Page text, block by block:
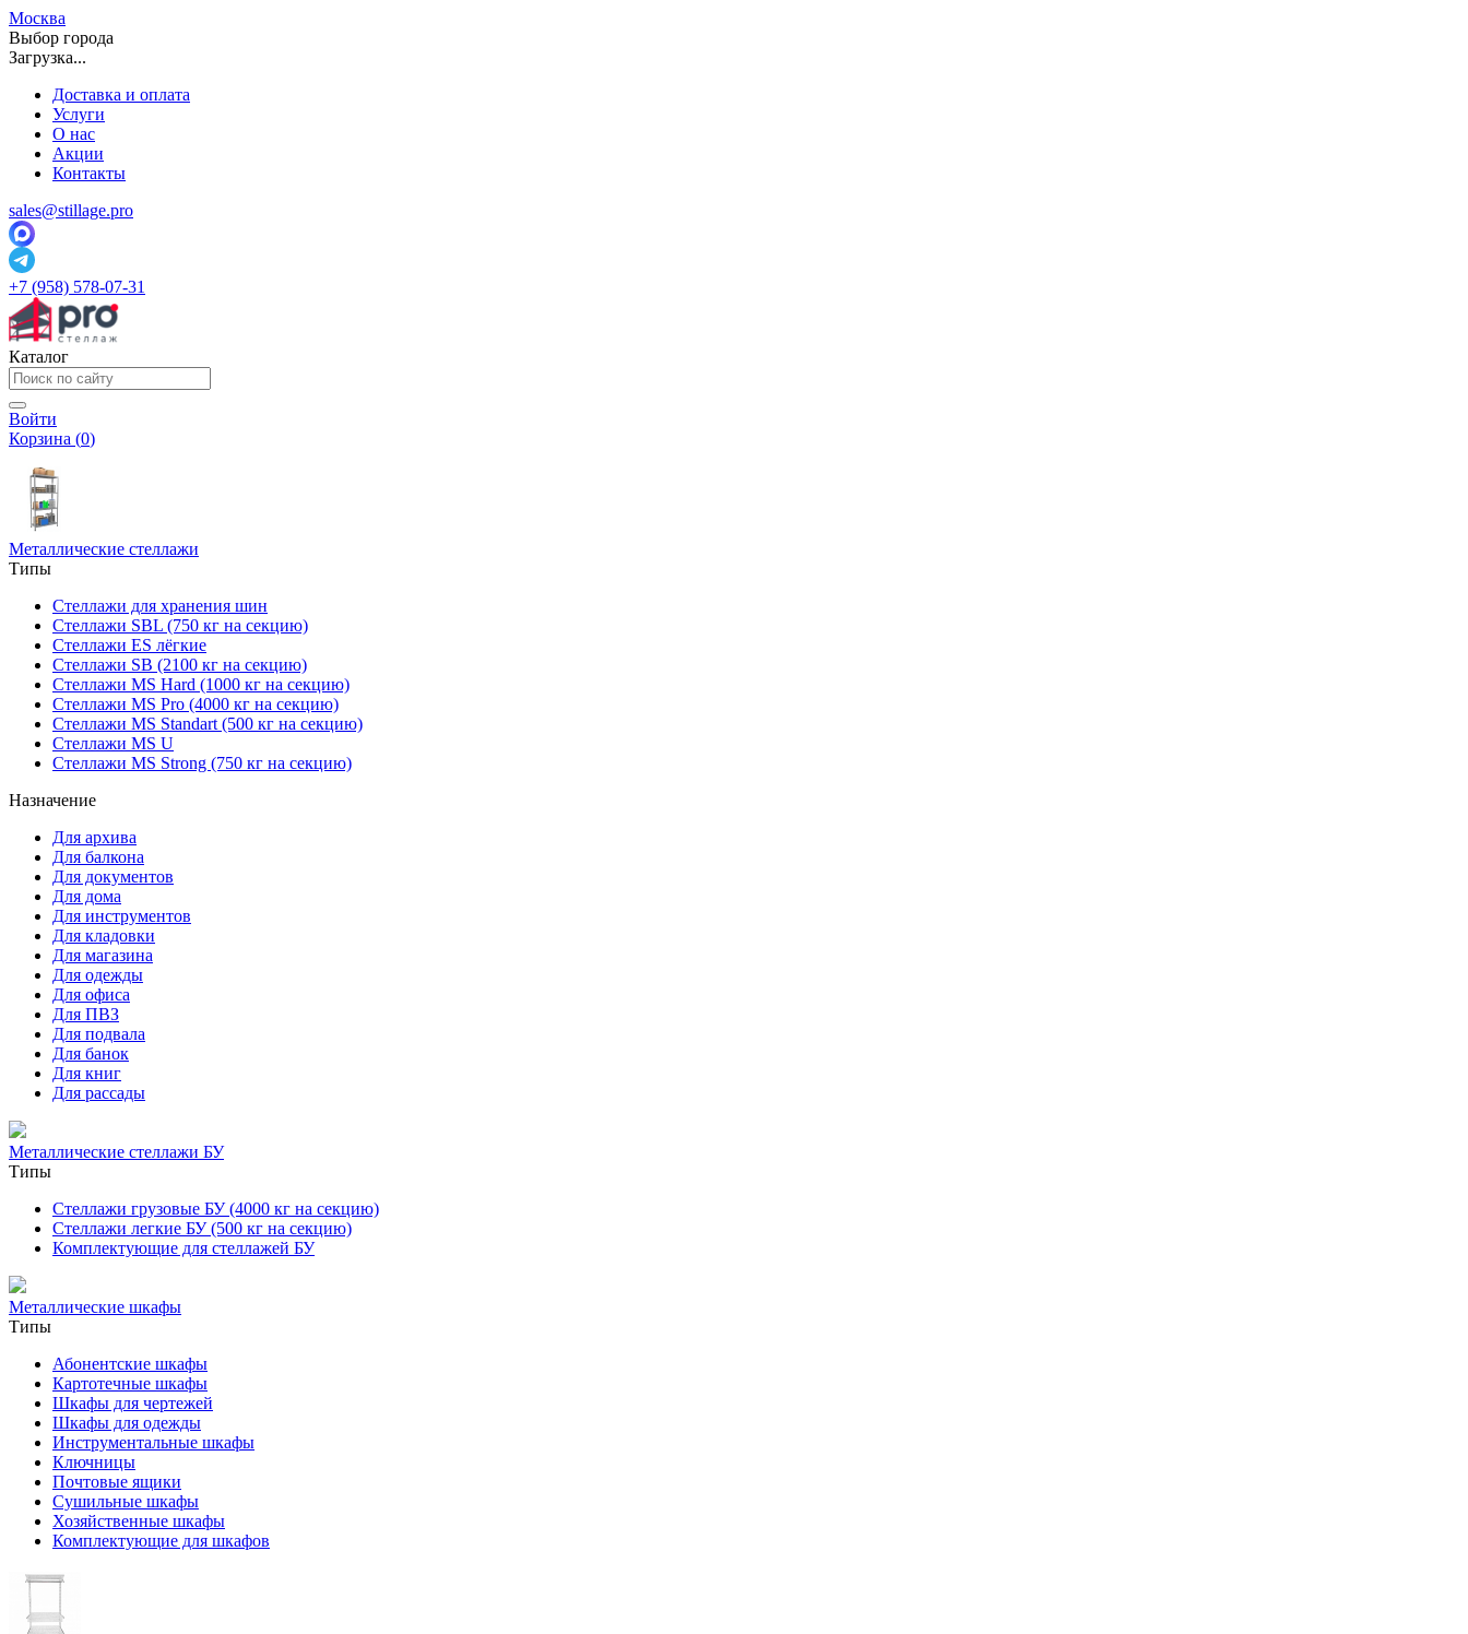
Москва
Выбор города
Загрузка...
Доставка и оплата
Услуги
О нас
Акции
Контакты
sales@stillage.pro
+7 (958) 578-07-31
Каталог
Войти
Корзина (0)
Металлические стеллажи
Типы
Стеллажи для хранения шин
Стеллажи SBL (750 кг на секцию)
Стеллажи ES лёгкие
Стеллажи SB (2100 кг на секцию)
Стеллажи MS Hard (1000 кг на секцию)
Стеллажи MS Pro (4000 кг на секцию)
Стеллажи MS Standart (500 кг на секцию)
Стеллажи MS U
Стеллажи MS Strong (750 кг на секцию)
Назначение
Для архива
Для балкона
Для документов
Для дома
Для инструментов
Для кладовки
Для магазина
Для одежды
Для офиса
Для ПВЗ
Для подвала
Для банок
Для книг
Для рассады
Металлические стеллажи БУ
Типы
Стеллажи грузовые БУ (4000 кг на секцию)
Стеллажи легкие БУ (500 кг на секцию)
Комплектующие для стеллажей БУ
Металлические шкафы
Типы
Абонентские шкафы
Картотечные шкафы
Шкафы для чертежей
Шкафы для одежды
Инструментальные шкафы
Ключницы
Почтовые ящики
Сушильные шкафы
Хозяйственные шкафы
Комплектующие для шкафов